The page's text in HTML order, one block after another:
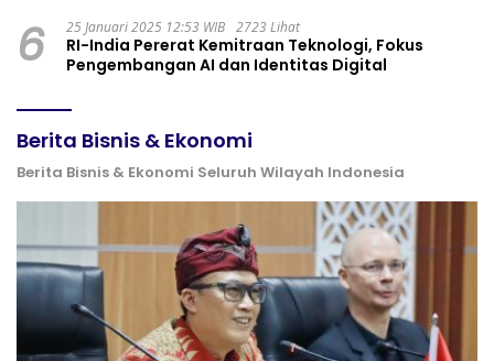
6 25 Januari 2025 12:53 WIB 2723 Lihat
RI-India Pererat Kemitraan Teknologi, Fokus
Pengembangan AI dan Identitas Digital
Berita Bisnis & Ekonomi
Berita Bisnis & Ekonomi Seluruh Wilayah Indonesia